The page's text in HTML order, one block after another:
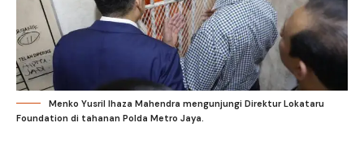
Menko Yusril Ihaza Mahendra mengunjungi Direktur Lokataru
Foundation di tahanan Polda Metro Jaya.